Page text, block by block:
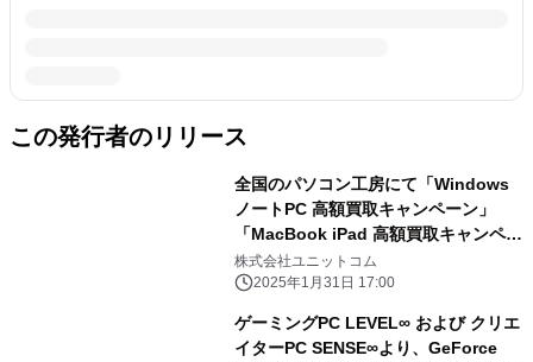
この発行者のリリース
全国のパソコン工房にて「Windows
ノートPC 高額買取キャンペーン」
「MacBook iPad 高額買取キャンペー
ン」を 2月1日から2月28日まで期間限
定で同時開催！ 対象商品の買取が最終
の日」開催日なら更に10％増額！
株式会社ユニットコム
2025年1月31日 17:00
ゲーミングPC LEVEL∞ および クリエ
イターPC SENSE∞より、GeForce